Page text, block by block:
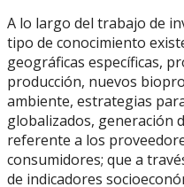
A lo largo del trabajo de
tipo de conocimiento
geográficas específicas,
producción, nuevos
ambiente, estrategias
globalizados, generación
referente a los
consumidores; que a
de indicadores